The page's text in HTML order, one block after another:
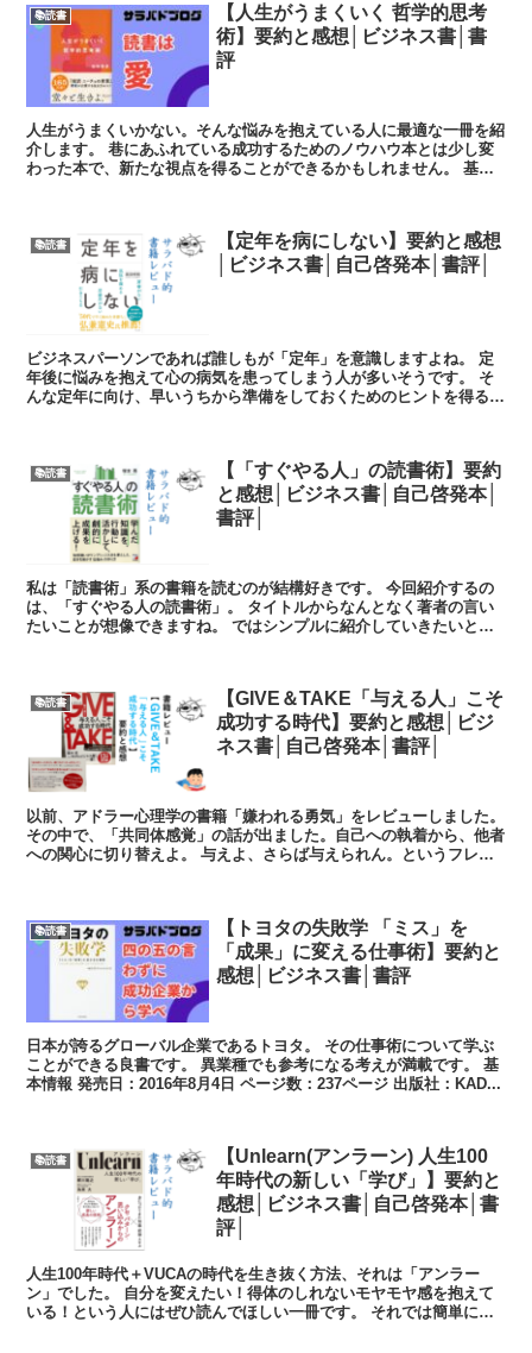
📚読書
【人生がうまくいく 哲学的思考
術】要約と感想│ビジネス書│書
評
人生がうまくいかない。そんな悩みを抱えている人に最適な一冊を紹
介します。 巷にあふれている成功するためのノウハウ本とは少し変
わった本で、新たな視点を得ることができるかもしれません。 基本
📚読書
【定年を病にしない】要約と感想
│ビジネス書│自己啓発本│書評│
ビジネスパーソンであれば誰しもが「定年」を意識しますよね。 定
年後に悩みを抱えて心の病気を患ってしまう人が多いそうです。 そ
んな定年に向け、早いうちから準備をしておくためのヒントを得るこ
📚読書
【「すぐやる人」の読書術】要約
と感想│ビジネス書│自己啓発本│
書評│
私は「読書術」系の書籍を読むのが結構好きです。 今回紹介するの
は、「すぐやる人の読書術」。 タイトルからなんとなく著者の言い
たいことが想像できますね。 ではシンプルに紹介していきたいと思
📚読書
【GIVE＆TAKE「与える人」こそ
成功する時代】要約と感想│ビジ
ネス書│自己啓発本│書評│
以前、アドラー心理学の書籍「嫌われる勇気」をレビューしました。
その中で、「共同体感覚」の話が出ました。自己への執着から、他者
への関心に切り替えよ。 与えよ、さらば与えられん。というフレー
📚読書
【トヨタの失敗学 「ミス」を
「成果」に変える仕事術】要約と
感想│ビジネス書│書評
日本が誇るグローバル企業であるトヨタ。 その仕事術について学ぶ
ことができる良書です。 異業種でも参考になる考えが満載です。 基
本情報 発売日：2016年8月4日 ページ数：237ページ 出版社：KAD...
📚読書
【Unlearn(アンラーン) 人生100
年時代の新しい「学び」】要約と
感想│ビジネス書│自己啓発本│書
評│
人生100年時代＋VUCAの時代を生き抜く方法、それは「アンラー
ン」でした。 自分を変えたい！得体のしれないモヤモヤ感を抱えて
いる！という人にはぜひ読んでほしい一冊です。 それでは簡単に要